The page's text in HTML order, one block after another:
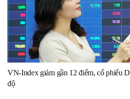
VN-Index giảm gần 12 điểm, cổ phiếu
độ